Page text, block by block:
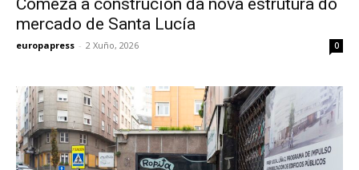
Comeza a construción da nova estrutura do
mercado de Santa Lucía
europapress - 2 Xuño, 2026 0